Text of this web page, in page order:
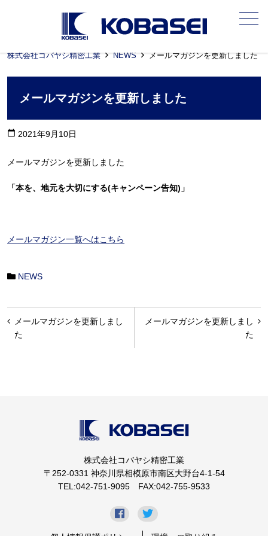
メニュー
株式会社コバヤシ精密工業 NEWS メールマガジンを更新しました
メールマガジンを更新しました
calendar_today 2021年9月10日
メールマガジンを更新しました
「本を、地元を大切にする(キャンペーン告知)」
メールマガジン一覧へはこちら
NEWS
投
稿
メールマガジンを更新しまし
た
メールマガジンを更新しまし
た
株式会社コバヤシ精密工業
〒252-0331 神奈川県相模原市南区大野台4-1-54
TEL:042-751-9095 FAX:042-755-9533